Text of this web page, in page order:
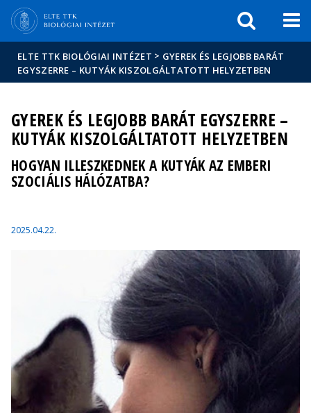
sajtóban
ELTE TTK BIOLÓGIAI INTÉZET > GYEREK ÉS LEGJOBB BARÁT
EGYSZERRE – KUTYÁK KISZOLGÁLTATOTT HELYZETBEN
GYEREK ÉS LEGJOBB BARÁT EGYSZERRE –
KUTYÁK KISZOLGÁLTATOTT HELYZETBEN
HOGYAN ILLESZKEDNEK A KUTYÁK AZ EMBERI
SZOCIÁLIS HÁLÓZATBA?
2025.04.22.